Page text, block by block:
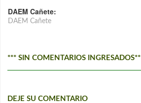
DAEM Cañete:
DAEM Cañete
*** SIN COMENTARIOS
DEJE SU COMENTARIO